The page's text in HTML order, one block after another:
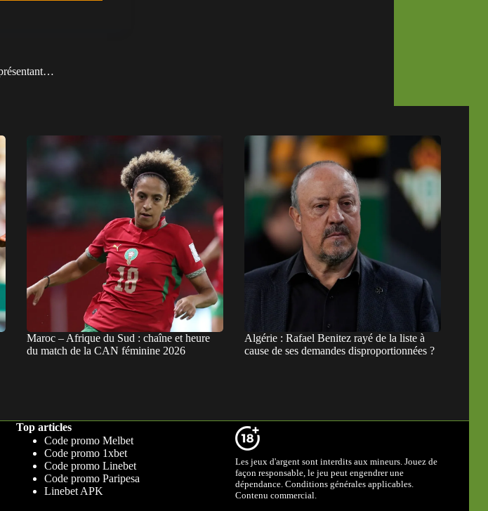
Maroc – Afrique du Sud : chaîne et heure
du match de la CAN féminine 2026
Algérie : Rafael Benitez rayé de la liste à
cause de ses demandes disproportionnées ?
Top articles
Code promo Melbet
Code promo 1xbet
Code promo Linebet
Code promo Paripesa
Linebet APK
Les jeux d'argent sont interdits aux mineurs. Jouez de
façon responsable, le jeu peut engendrer une
dépendance. Conditions générales applicables.
Contenu commercial.